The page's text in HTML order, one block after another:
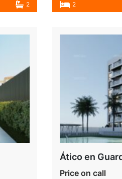
2 2
Ático en
Price on call